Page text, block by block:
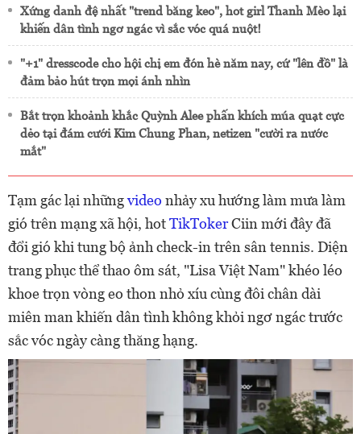
Xứng danh đệ nhất "trend băng keo", hot girl Thanh Mèo lại
khiến dân tình ngơ ngác vì sắc vóc quá nuột!
"+1" dresscode cho hội chị em đón hè năm nay, cứ "lên đồ" là
đảm bảo hút trọn mọi ánh nhìn
Bắt trọn khoảnh khắc Quỳnh Alee phấn khích múa quạt cực
dẻo tại đám cưới Kim Chung Phan, netizen "cười ra nước
mắt"
Tạm gác lại nhữngvideo nhảy xu hướng làm mưa làm
gió trên mạng xã hội, hotTikTokerCiin mới đây đã
đổi gió khi tung bộ ảnh check-in trên sân tennis. Diện
trang phục thể thao ôm sát, "Lisa Việt Nam" khéo léo
khoe trọn vòng eo thon nhỏ xíu cùng đôi chân dài
miên man khiến dân tình không khỏi ngơ ngác trước
sắc vóc ngày càng thăng hạng.